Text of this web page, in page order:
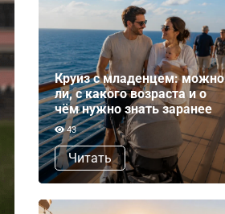
Круиз с младенцем: можно
ли, с какого возраста и о
чём нужно знать заранее
43
Читать